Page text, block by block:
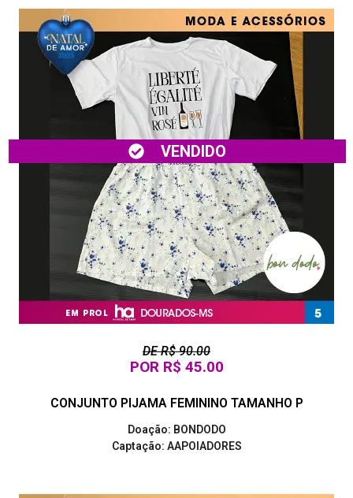
DE R$ 90.00
POR R$ 45.00
VENDIDO
CONJUNTO PIJAMA FEMININO TAMANHO P
Doação: BONDODO
Captação: AAPOIADORES